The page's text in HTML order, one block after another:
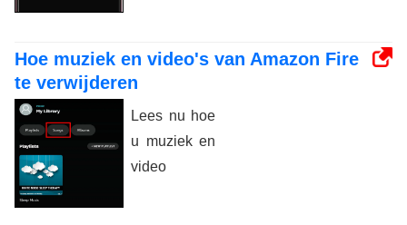
Hoe muziek en video's van Amazon Fire
te verwijderen
Lees nu hoe
u muziek en
video